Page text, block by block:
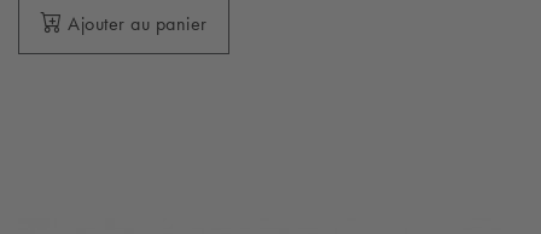
Ajouter au panier